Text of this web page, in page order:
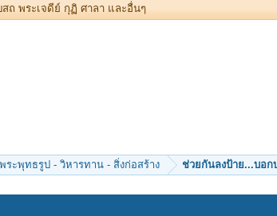
ถ พระเจดีย์ กุฏิ ศาลา และอื่นๆ
พระพุทธรูป - วิหารทาน - สิ่งก่อสร้าง ช่วยกันลงป้าย...บอก